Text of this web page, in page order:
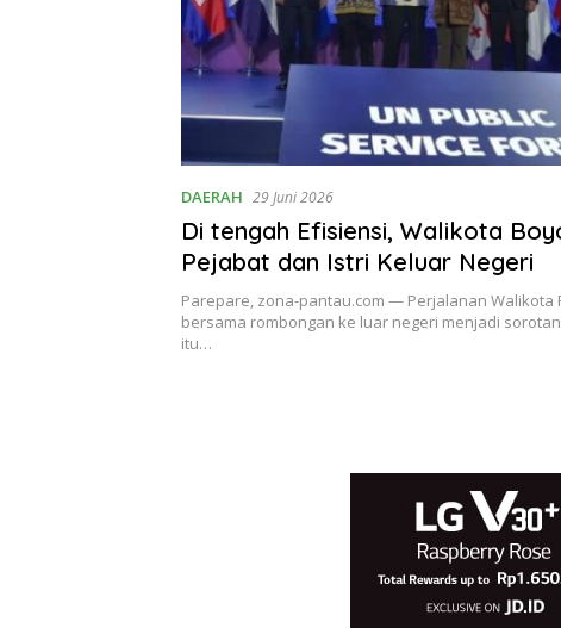
DAERAH 29 Juni 2026
Di tengah Efisiensi, Walikota
Pejabat dan Istri Keluar Negeri
Parepare, zona-pantau.com — Perjalanan Walikota
bersama rombongan ke luar negeri menjadi
itu…